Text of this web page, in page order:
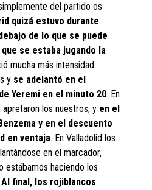
del partido os
quizá estuvo durante
de lo que se puede
se estaba jugando la
mucha más intensidad
y se adelantó en el
Yeremi en el minuto 20. En
los nuestros, y en el
y en el descuento
en ventaja. En Valladolid los
en el marcador,
estábamos haciendo los
Al final, los rojiblancos